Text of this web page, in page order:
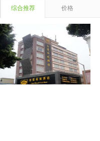
综合推荐 价格